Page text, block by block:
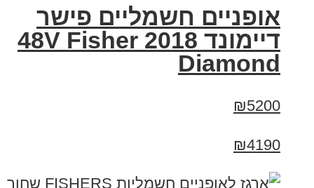
אופניים חשמליים פישר
דיימונד 2018 48V Fisher
Diamond
₪5200
₪4190